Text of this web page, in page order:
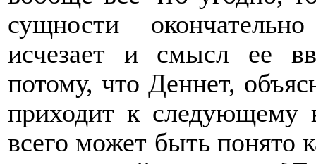
сущности
исчезает и смысл ее
потому, что Деннет,
приходит к следующему
всего может быть понято